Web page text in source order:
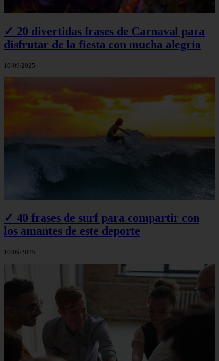
✓ 20 divertidas frases de Carnaval para
disfrutar de la fiesta con mucha alegría
10/09/2025
✓ 40 frases de surf para compartir con
los amantes de este deporte
10/09/2025